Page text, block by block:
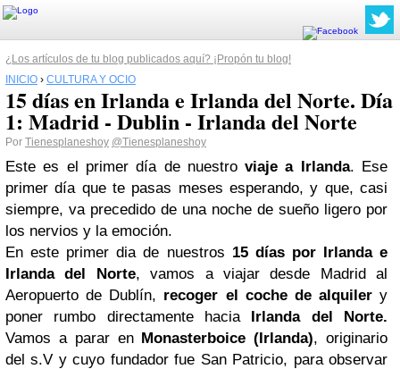
¿Los artículos de tu blog publicados aquí? ¡Propón tu blog!
INICIO › CULTURA Y OCIO
15 días en Irlanda e Irlanda del Norte. Día
1: Madrid - Dublin - Irlanda del Norte
Por Tienesplaneshoy @Tienesplaneshoy
Este es el primer día de nuestroviaje a Irlanda. Ese
primer día que te pasas meses esperando, y que, casi
siempre, va precedido de una noche de sueño ligero por
los nervios y la emoción.
En este primer dia de nuestros 15 días por Irlanda e
Irlanda del Norte, vamos a viajar desde Madrid al
Aeropuerto de Dublín, recoger el coche de alquilery
poner rumbo directamente hacia Irlanda del Norte.
Vamos a parar en Monasterboice (Irlanda), originario
del s.V y cuyo fundador fue San Patricio, para observar